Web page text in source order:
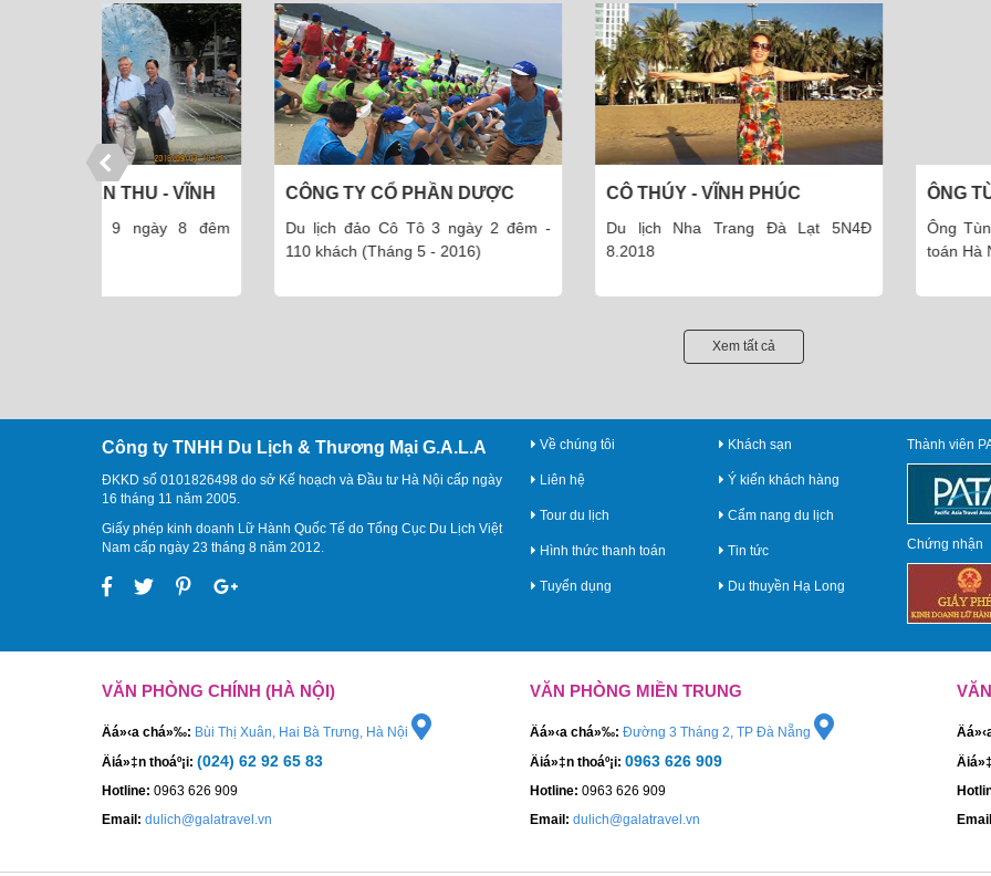
CÔNG TY CỔ PHẦN DƯỢC
Du lịch đảo Cô Tô 3 ngày 2 đêm -
110 khách (Tháng 5 - 2016)
CÔ THÚY - VĨNH PHÚC
Du lịch Nha Trang Đà Lạt 5N4Đ
8.2018
ÔNG TÙNG - THÁI HÀ -
Ông Tùng - Giám đốc công
Xem tất cả
Công ty TNHH Du Lịch & Thương Mại G.A.L.A
ĐKKD số 0101826498 do sở Kế hoạch và Đầu tư Hà Nội cấp ngày
16 tháng 11 năm 2005.
Giấy phép kinh doanh Lữ Hành Quốc Tế do Tổng Cục Du Lịch Việt
Nam cấp ngày 23 tháng 8 năm 2012.
Về chúng tôi
Liên hệ
Tour du lịch
Hình thức thanh toán
Tuyển dụng
Khách sạn
Ý kiến khách hàng
Cẩm nang du lịch
Tin tức
Du thuyền Hạ Long
Thành viên
Chứng nhận
VĂN PHÒNG CHÍNH (HÀ NỘI)
Äá»‹a chá»‰: Bùi Thị Xuân, Hai Bà Trưng, Hà Nội
Äiá»‡n thoáº¡i: (024) 62 92 65 83
Hotline: 0963 626 909
Email: dulich@galatravel.vn
VĂN PHÒNG MIỀN TRUNG
Äá»‹a chá»‰: Đường 3 Tháng 2, TP Đà Nẵng
Äiá»‡n thoáº¡i: 0963 626 909
Hotline: 0963 626 909
Email: dulich@galatravel.vn